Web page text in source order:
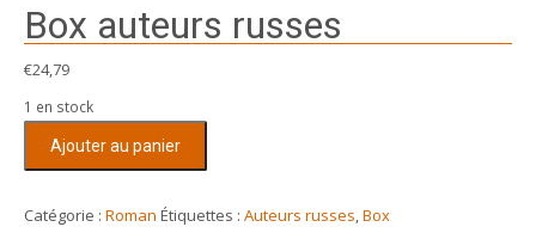
Box auteurs russes
€24,79
1 en stock
auteurs
Ajouter au panier
Catégorie : Roman Étiquettes : Auteurs russes,Box